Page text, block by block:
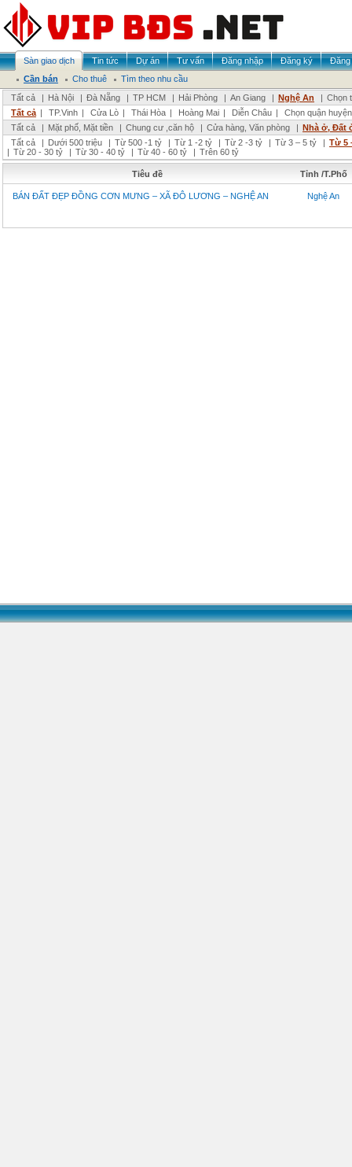
Sàn giao dịch Tin tức Dự án Tư vấn Đăng nhập Đăng ký
Đăng
Cần bán
Cho thuê
Tìm theo nhu cầu
Tất cả
| Hà Nội | Đà Nẵng | TP HCM | Hải Phòng | An Giang | Nghệ An | Chọn
Tất cả | TP.Vinh | Cửa Lò | Thái Hòa | Hoàng Mai | Diễn Châu |
Chọn quận
Tất cả
| Mặt phố, Mặt tiền | Chung cư ,căn hộ | Cửa hàng, Văn phòng | Nhà ở, Đất
Tất cả
| Dưới 500 triệu | Từ 500 -1 tỷ | Từ 1 -2 tỷ | Từ 2 -3 tỷ | Từ 3 – 5 tỷ | Từ 5
| Từ 20 - 30 tỷ | Từ 30 - 40 tỷ | Từ 40 - 60 tỷ | Trên 60 tỷ
Tiêu đề Tỉnh /T.Phố
BÁN ĐẤT ĐẸP ĐỒNG CƠN MƯNG – XÃ ĐÔ LƯƠNG – NGHỆ AN Nghệ An